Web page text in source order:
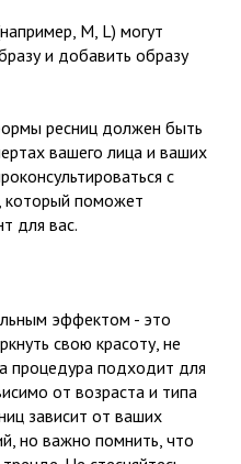
M, L) могут
и добавить образу
ресниц должен быть
вашего лица и ваших
с
который поможет
для вас.
эффектом - это
свою красоту, не
процедура подходит для
от возраста и типа
зависит от ваших
но важно помнить, что